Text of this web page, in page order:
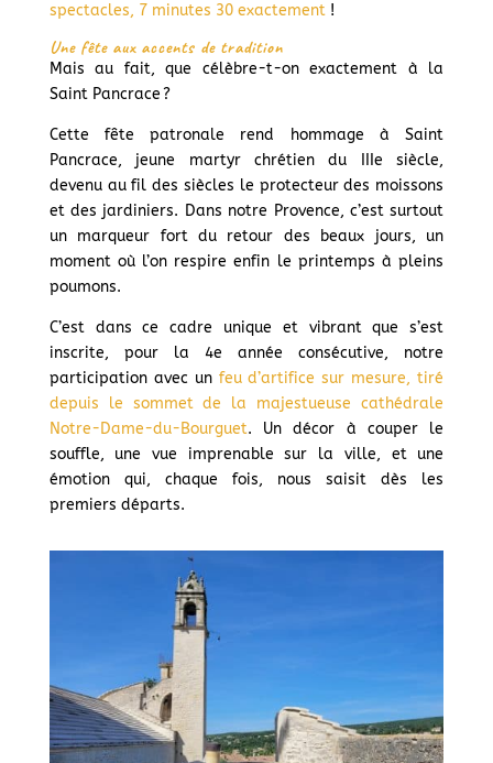
spectacles, 7 minutes 30 exactement !
Une fête aux accents de tradition
Mais au fait, que célèbre-t-on exactement à la
Saint Pancrace ?
Cette fête patronale rend hommage à Saint
Pancrace, jeune martyr chrétien du IIIe siècle,
devenu au fil des siècles le protecteur des moissons
et des jardiniers. Dans notre Provence, c’est surtout
un marqueur fort du retour des beaux jours, un
moment où l’on respire enfin le printemps à pleins
poumons.
C’est dans ce cadre unique et vibrant que s’est
inscrite, pour la 4e année consécutive, notre
participation avec un feu d’artifice sur mesure, tiré
depuis le sommet de la majestueuse cathédrale
Notre-Dame-du-Bourguet. Un décor à couper le
souffle, une vue imprenable sur la ville, et une
émotion qui, chaque fois, nous saisit dès les
premiers départs.